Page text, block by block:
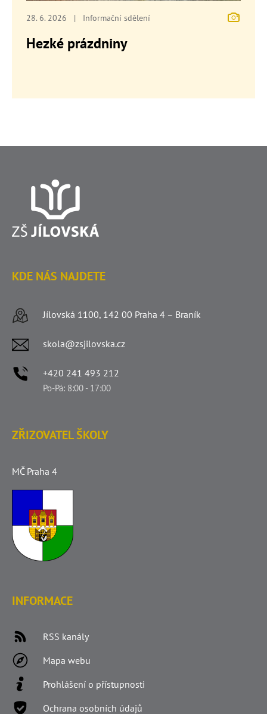
28. 6. 2026 | Informační sdělení
Hezké prázdniny
KDE NÁS NAJDETE
Jílovská 1100, 142 00 Praha 4 – Braník
skola@zsjilovska.cz
+420 241 493 212
Po-Pá: 8:00 - 17:00
ZŘIZOVATEL ŠKOLY
MČ Praha 4
INFORMACE
RSS kanály
Mapa webu
Prohlášení o přístupnosti
Ochrana osobních údajů